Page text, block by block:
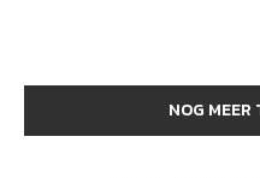
NOG MEER